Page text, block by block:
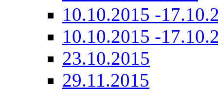
10.10.2015 -
10.10.2015 -
23.10.2015
29.11.2015